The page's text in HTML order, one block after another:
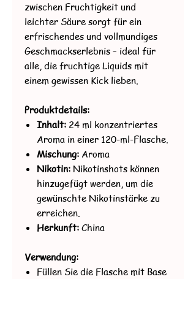
zwischen Fruchtigkeit und
leichter Säure sorgt für ein
erfrischendes und vollmundiges
Geschmackserlebnis – ideal für
alle, die fruchtige Liquids mit
einem gewissen Kick lieben.
Produktdetails:
Inhalt: 24 ml konzentriertes
Aroma in einer 120-ml-Flasche.
Mischung: Aroma
Nikotin: Nikotinshots können
hinzugefügt werden, um die
gewünschte Nikotinstärke zu
erreichen.
Herkunft: China
Verwendung:
Füllen Sie die Flasche mit Base